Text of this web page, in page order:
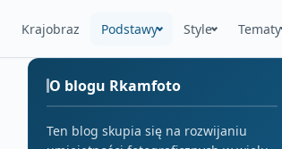
Krajobraz Podstawy Style Tematy
O blogu Rkamfoto
Ten blog skupia się na rozwijaniu